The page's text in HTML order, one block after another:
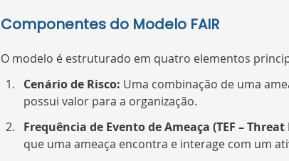
Componentes do Modelo FAIR
O modelo é estruturado em quatro elementos
Cenário de Risco: Uma combinação de uma
possui valor para a organização.
Frequência de Evento de Ameaça (TEF –
que uma ameaça encontra e interage com um